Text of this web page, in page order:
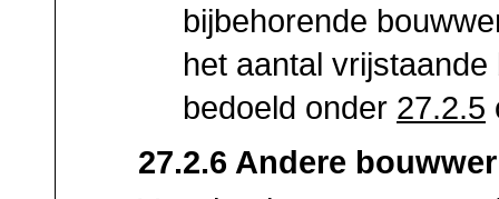
bijbehorende
het aantal
bedoeld onder 27.2.5
27.2.6 Andere